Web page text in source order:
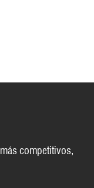
competitivos,